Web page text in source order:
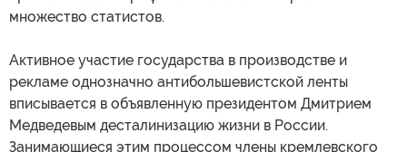
множество статистов.
Активное участие государства в производстве и
рекламе однозначно антибольшевистской ленты
вписывается в объявленную президентом Дмитрием
Медведевым десталинизацию жизни в России.
Занимающиеся этим процессом члены кремлевского